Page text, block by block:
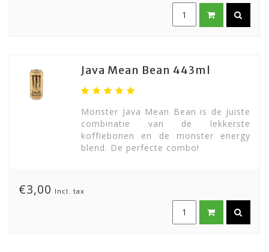
Java Mean Bean 443ml
Monster Java Mean Bean is de juiste
combinatie van de lekkerste
koffiebonen en de monster energy
blend. De perfecte combo!
€3,00 Incl. tax